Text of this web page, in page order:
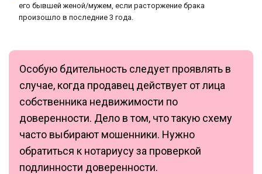
его бывшей женой/мужем, если расторжение брака
произошло в последние 3 года.
Особую бдительность следует проявлять в
случае, когда продавец действует от лица
собственника недвижимости по
доверенности. Дело в том, что такую схему
часто выбирают мошенники. Нужно
обратиться к нотариусу за проверкой
подлинности доверенности.